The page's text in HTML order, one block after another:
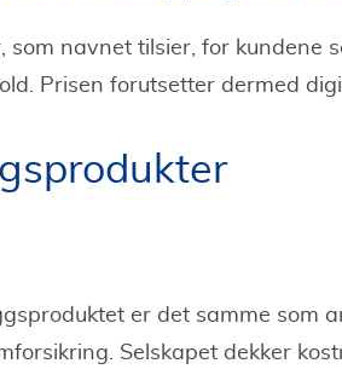
som navnet tilsier, for kundene
Prisen forutsetter dermed
er det samme som
Selskapet dekker